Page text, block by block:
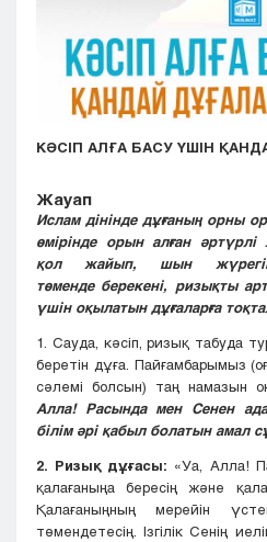
КӘСІП АЛҒА БАСУ ҮШІН
Жауап
Ислам дінінде дұғаның орны
өмірінде орын алған
қол жайып, шын
төменде берекені, ризықты
үшін оқылатын дұғаларға
1. Сауда, кәсіп, ризық табуда
беретін дұға. Пайғамбарымыз
сәлемі болсын) таң намазын
Алла! Расында мен Сенен
білім әрі қабыл болатын амал
2. Ризық дұғасы: «Уа, Алла!
қалағаныңа бересің және
Қалағаныңның мерейін
төмендетесің. Ізгілік Сенің